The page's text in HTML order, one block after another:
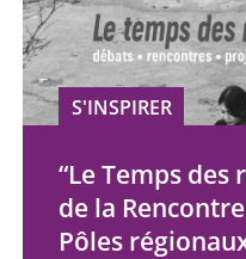
S'INSPIRER
“Le Temps des
de la
Pôles